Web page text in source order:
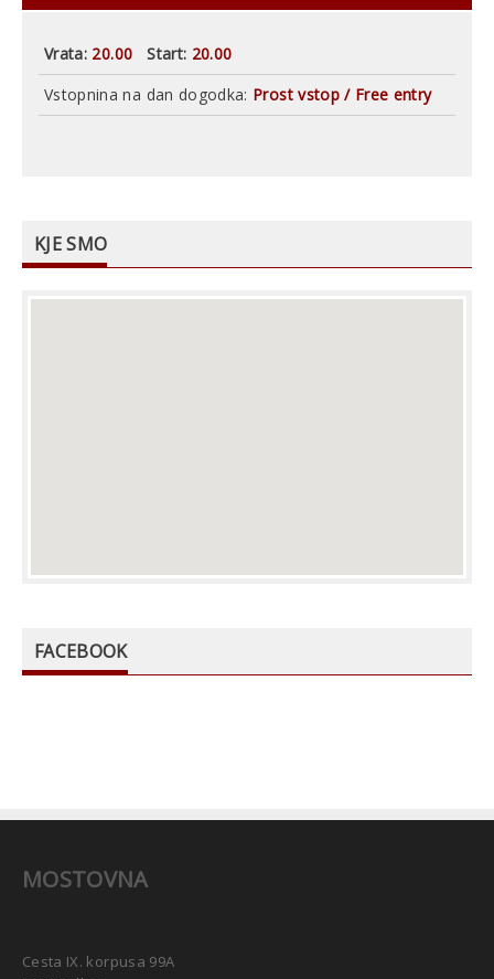
Vrata: 20.00 Start: 20.00
Vstopnina na dan dogodka: Prost vstop / Free entry
KJE SMO
FACEBOOK
MOSTOVNA
Cesta IX. korpusa 99A